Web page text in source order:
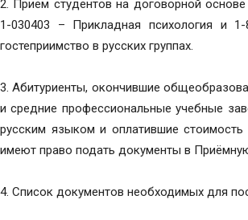
2. Прием студентов на договорной
1-030403 – Прикладная психология и
гостеприимство в русских группах.
3. Абитуриенты, окончившие
и средние профессиональные учебные
русским языком и оплатившие стоимость
имеют право подать документы в
4. Список документов необходимых для